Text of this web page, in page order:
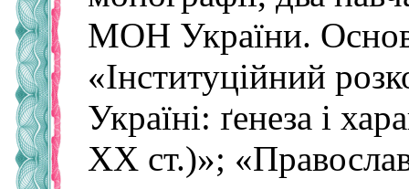
МОН України.
«Інституційний
Україні: ґенеза і
ХХ ст.)»;